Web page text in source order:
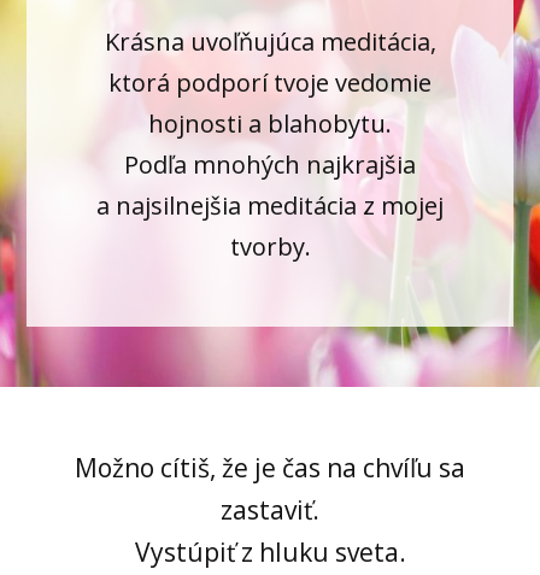
Krásna uvoľňujúca meditácia,
ktorá podporí tvoje vedomie
hojnosti a blahobytu.
Podľa mnohých najkrajšia
a najsilnejšia meditácia z mojej
tvorby.
Možno cítiš, že je čas na chvíľu sa
zastaviť.
Vystúpiť z hluku sveta.